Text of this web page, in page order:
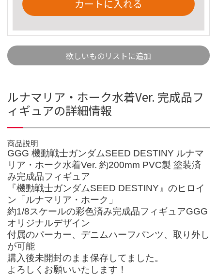
カートに入れる
欲しいものリストに追加
ルナマリア・ホーク水着Ver. 完成品フ
ィギュアの詳細情報
商品説明
GGG 機動戦士ガンダムSEED DESTINY ルナマ
リア・ホーク水着Ver. 約200mm PVC製 塗装済
み完成品フィギュア
『機動戦士ガンダムSEED DESTINY』のヒロイ
ン「ルナマリア・ホーク」
約1/8スケールの彩色済み完成品フィギュアGGG
オリジナルデザイン
付属のパーカー、デニムハーフパンツ、取り外し
が可能
購入後未開封のまま保存してました。
よろしくお願いいたします！